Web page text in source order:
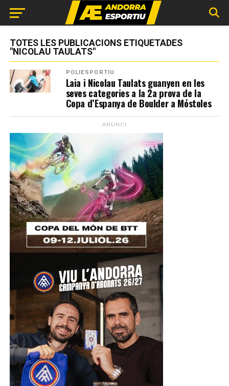
TOTES LES PUBLICACIONS ETIQUETADES
"NICOLAU TAULATS"
POLIESPORTIU
Laia i Nicolau Taulats guanyen en les
seves categories a la 2a prova de la
Copa d’Espanya de Boulder a Móstoles
ANUNCI